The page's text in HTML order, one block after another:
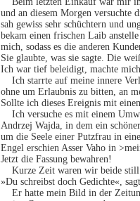
und an diesem Morgen versuchte
sah gewiss sehr schüchtern und
bekam einen frischen Laib
mich, sodass es die anderen
Sie glaubte, was sie sagte. Die
Ich war tief beleidigt, machte
Ich starrte auf meine innere
ohne um Erlaubnis zu bitten, an
Sollte ich dieses Ereignis mit
Ich versuche es mit einem
Andrzej Wajda, in dem ein
um die Seele einer Putzfrau in
Engel erschien Asser Vaho in
Jetzt die Fassung bewahren!
Kurze Zeit waren wir beide
»Du schreibst doch Gedichte«,
Er hatte mein Bild in der